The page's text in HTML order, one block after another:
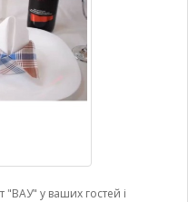
"ВАУ" у ваших гостей і